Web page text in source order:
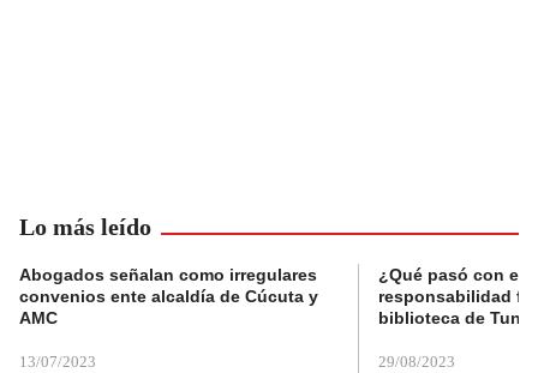
Lo más leído
Abogados señalan como irregulares
convenios ente alcaldía de Cúcuta y
AMC
13/07/2023
¿Qué pasó con el
responsabilidad
biblioteca de
29/08/2023